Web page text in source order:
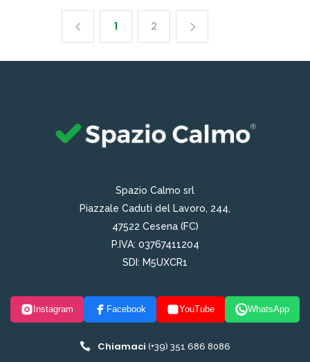
1 2
Spazio Calmo srl
Piazzale Caduti del Lavoro, 244,
47522 Cesena (FC)
P.IVA: 03767411204
SDI: M5UXCR1
Instagram Facebook YouTube WhatsApp
Chiamaci (+39) 351 686 8086